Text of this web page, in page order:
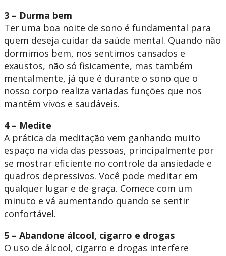
3 – Durma bem
Ter uma boa noite de sono é fundamental para
quem deseja cuidar da saúde mental. Quando não
dormimos bem, nos sentimos cansados e
exaustos, não só fisicamente, mas também
mentalmente, já que é durante o sono que o
nosso corpo realiza variadas funções que nos
mantêm vivos e saudáveis.
4 – Medite
A prática da meditação vem ganhando muito
espaço na vida das pessoas, principalmente por
se mostrar eficiente no controle da ansiedade e
quadros depressivos. Você pode meditar em
qualquer lugar e de graça. Comece com um
minuto e vá aumentando quando se sentir
confortável.
5 – Abandone álcool, cigarro e drogas
O uso de álcool, cigarro e drogas interfere